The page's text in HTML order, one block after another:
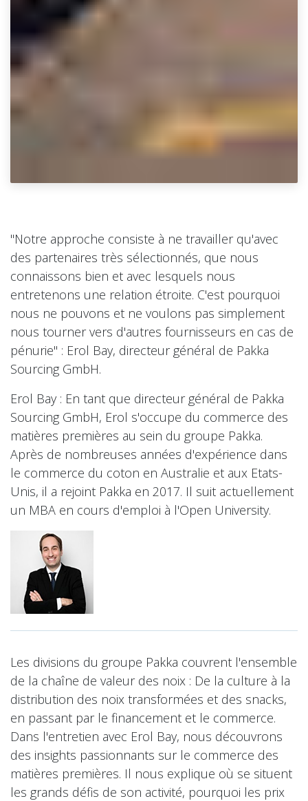
"Notre approche consiste à ne travailler qu'avec
des partenaires très sélectionnés, que nous
connaissons bien et avec lesquels nous
entretenons une relation étroite. C'est pourquoi
nous ne pouvons et ne voulons pas simplement
nous tourner vers d'autres fournisseurs en cas de
pénurie" : Erol Bay, directeur général de Pakka
Sourcing GmbH.
Erol Bay : En tant que directeur général de Pakka
Sourcing GmbH, Erol s'occupe du commerce des
matières premières au sein du groupe Pakka.
Après de nombreuses années d'expérience dans
le commerce du coton en Australie et aux Etats-
Unis, il a rejoint Pakka en 2017. Il suit actuellement
un MBA en cours d'emploi à l'Open University.
Les divisions du groupe Pakka couvrent l'ensemble
de la chaîne de valeur des noix : De la culture à la
distribution des noix transformées et des snacks,
en passant par le financement et le commerce.
Dans l'entretien avec Erol Bay, nous découvrons
des insights passionnants sur le commerce des
matières premières. Il nous explique où se situent
les grands défis de son activité, pourquoi les prix